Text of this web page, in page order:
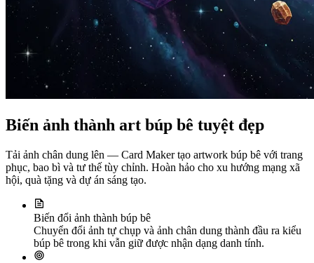
Biến ảnh thành art búp bê tuyệt đẹp
Tải ảnh chân dung lên — Card Maker tạo artwork búp bê với trang
phục, bao bì và tư thế tùy chỉnh. Hoàn hảo cho xu hướng mạng xã
hội, quà tặng và dự án sáng tạo.
Biến đổi ảnh thành búp bê
Chuyển đổi ảnh tự chụp và ảnh chân dung thành đầu ra kiểu
búp bê trong khi vẫn giữ được nhận dạng danh tính.